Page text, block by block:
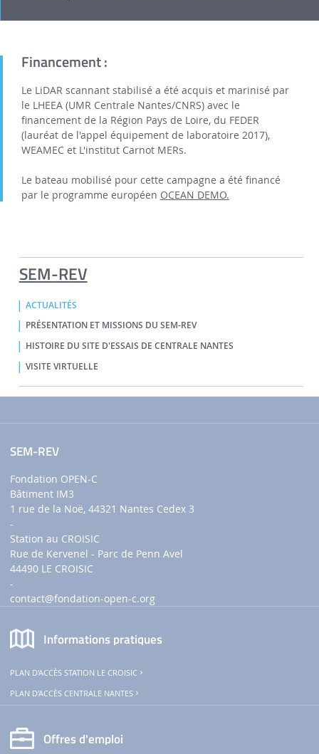
SEM-REV
ACTUALITÉS
PRÉSENTATION ET MISSIONS DU SEM-REV
HISTOIRE DU SITE D'ESSAIS DE CENTRALE NANTES
VISITE VIRTUELLE
Financement :
Le LiDAR scannant stabilisé a été acquis et marinisé par
le LHEEA (UMR Centrale Nantes/CNRS) avec le
financement de la Région Pays de Loire, du FEDER
(lauréat de l'appel équipement de laboratoire 2017),
WEAMEC et L'institut Carnot MERs.
Le bateau mobilisé pour cette campagne a été financé
par le programme européen OCEAN DEMO.
SEM-REV
Fondation OPEN-C
Bâtiment IM3
1 rue de la Noë, 44321 Nantes Cedex 3
-
Station au CROISIC
Rue de Kervenel - Parc de Penn Avel
44490 LE CROISIC
-
contact@fondation-open-c.org
Informations pratiques
PLAN D'ACCÈS STATION LE CROISIC
PLAN D'ACCÈS CENTRALE NANTES
Offres d'emploi